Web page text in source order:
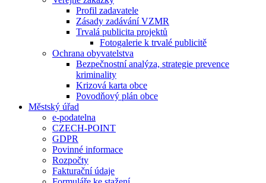
Profil zadavatele
Zásady zadávání VZMR
Trvalá publicita projektů
Fotogalerie k trvalé publicitě
Ochrana obyvatelstva
Bezpečnostní analýza, strategie prevence
kriminality
Krizová karta obce
Povodňový plán obce
Městský úřad
e-podatelna
CZECH-POINT
GDPR
Povinné informace
Rozpočty
Fakturační údaje